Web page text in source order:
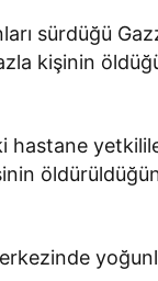
sürdüğü
kişinin
hastane